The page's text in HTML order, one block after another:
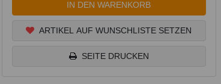
IN DEN WARENKORB
ARTIKEL AUF WUNSCHLISTE SETZEN
SEITE DRUCKEN